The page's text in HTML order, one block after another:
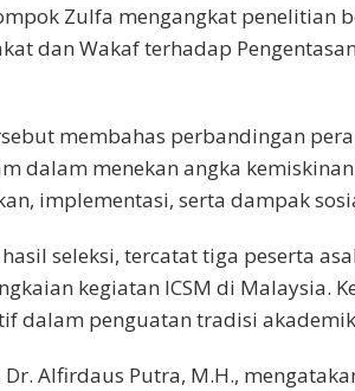
Zulfa mengangkat penelitian
dan Wakaf terhadap
membahas perbandingan
dalam menekan angka
implementasi, serta dampak
seleksi, tercatat tiga peserta
kegiatan ICSM di Malaysia.
dalam penguatan tradisi
Dr. Alfirdaus Putra, M.H.,